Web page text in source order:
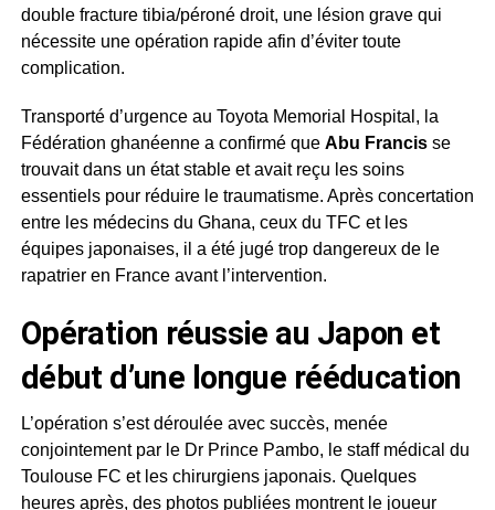
double fracture tibia/péroné droit, une lésion grave qui
nécessite une opération rapide afin d’éviter toute
complication.
Transporté d’urgence au Toyota Memorial Hospital, la
Fédération ghanéenne a confirmé que Abu Francisse
trouvait dans un état stable et avait reçu les soins
essentiels pour réduire le traumatisme. Après concertation
entre les médecins du Ghana, ceux du TFC et les
équipes japonaises, il a été jugé trop dangereux de le
rapatrier en France avant l’intervention.
Opération réussie au Japon et
début d’une longue rééducation
L’opération s’est déroulée avec succès, menée
conjointement par le Dr Prince Pambo, le staff médical du
Toulouse FC et les chirurgiens japonais. Quelques
heures après, des photos publiées montrent le joueur